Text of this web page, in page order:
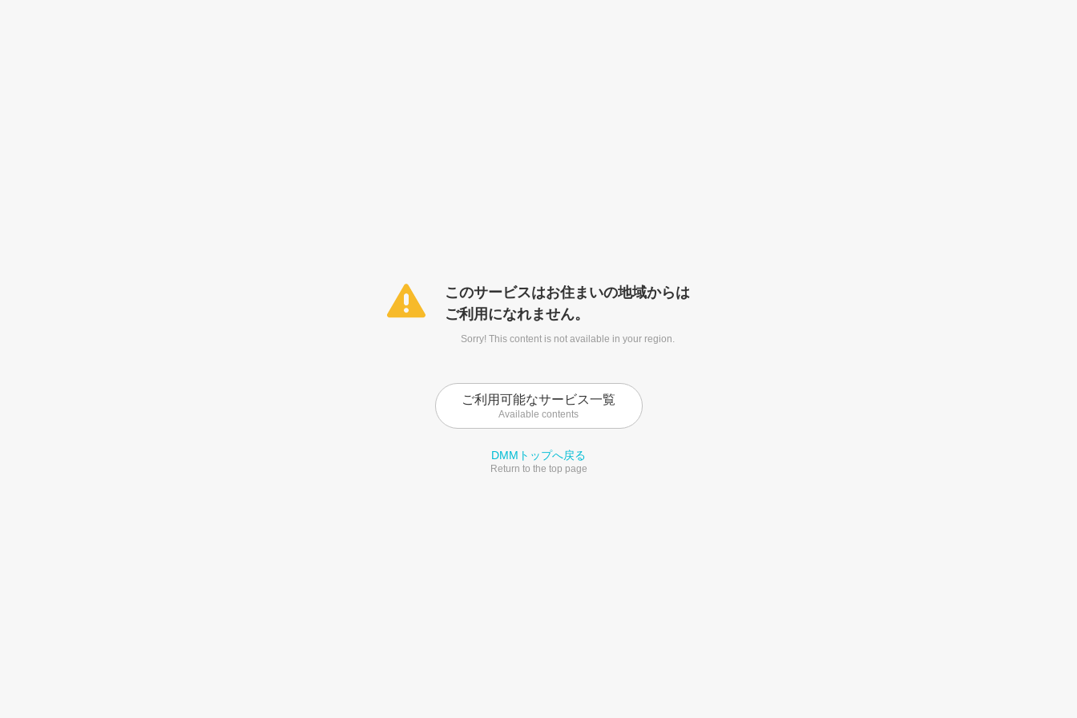
このサービスはお住まいの地域からは
ご利用になれません。
Sorry! This content is not available in your region.
ご利用可能なサービス一覧
Available contents
DMMトップへ戻る
Return to the top page